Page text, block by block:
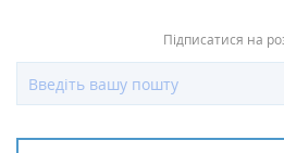
Підписатися на